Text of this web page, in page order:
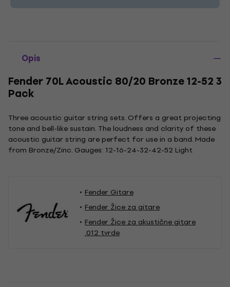
Opis
Fender 70L Acoustic 80/20 Bronze 12-52 3
Pack
Three acoustic guitar string sets. Offers a great projecting
tone and bell-like sustain. The loudness and clarity of these
acoustic guitar string are perfect for use in a band. Made
from Bronze/Zinc. Gauges: 12-16-24-32-42-52 Light
Fender Gitare
Fender Žice za gitare
Fender Žice za akustične gitare
.012 tvrde